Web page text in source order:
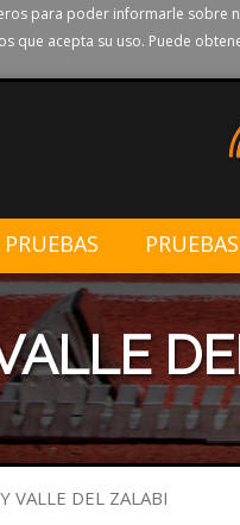
para poder informarle sobre
que acepta su uso. Puede
VALLE DEL ZALABI